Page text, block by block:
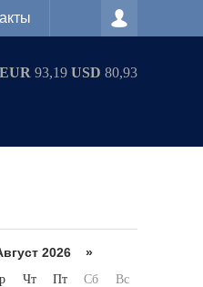
EUR 93,19 USD 80,93
2026 »
Чт Пт Сб Вс